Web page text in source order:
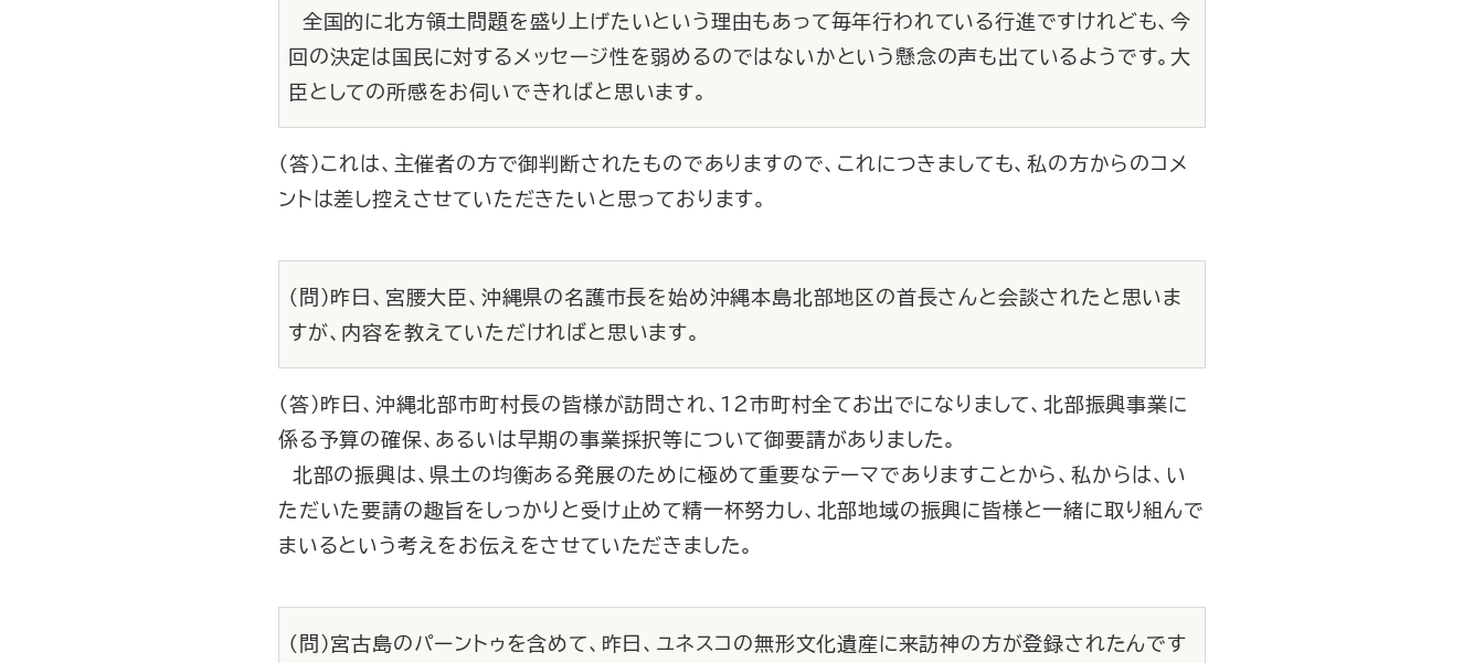
全国的に北方領土問題を盛り上げたいという理由もあって毎年行われている行進ですけれども、今
回の決定は国民に対するメッセージ性を弱めるのではないかという懸念の声も出ているようです。大
臣としての所感をお伺いできればと思います。
（答）これは、主催者の方で御判断されたものでありますので、これにつきましても、私の方からのコメ
ントは差し控えさせていただきたいと思っております。
（問）昨日、宮腰大臣、沖縄県の名護市長を始め沖縄本島北部地区の首長さんと会談されたと思いま
すが、内容を教えていただければと思います。
（答）昨日、沖縄北部市町村長の皆様が訪問され、１２市町村全てお出でになりまして、北部振興事業に
係る予算の確保、あるいは早期の事業採択等について御要請がありました。
北部の振興は、県土の均衡ある発展のために極めて重要なテーマでありますことから、私からは、い
ただいた要請の趣旨をしっかりと受け止めて精一杯努力し、北部地域の振興に皆様と一緒に取り組んで
まいるという考えをお伝えをさせていただきました。
（問）宮古島のパーントゥを含めて、昨日、ユネスコの無形文化遺産に来訪神の方が登録されたんです